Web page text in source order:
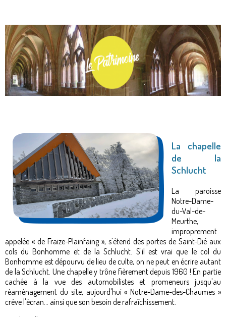
La chapelle
de la
Schlucht
La paroisse
Notre-Dame-
du-Val-de-
Meurthe,
improprement
appelée « de Fraize-Plainfaing », s'étend des portes de Saint-Dié aux
cols du Bonhomme et de la Schlucht. S'il est vrai que le col du
Bonhomme est dépourvu de lieu de culte, on ne peut en écrire autant
de la Schlucht. Une chapelle y trône fièrement depuis 1960 ! En partie
cachée à la vue des automobilistes et promeneurs jusqu'au
réaménagement du site, aujourd'hui « Notre-Dame-des-Chaumes »
crève l'écran… ainsi que son besoin de rafraîchissement.